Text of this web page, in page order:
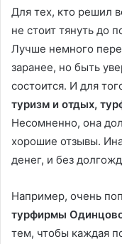
Для тех, кто решил
не стоит тянуть до
Лучше немного
заранее, но быть
состоится. И для
туризм и отдых,
Несомненно, она
хорошие отзывы.
денег, и без
Например, очень
турфирмы
тем, чтобы каждая